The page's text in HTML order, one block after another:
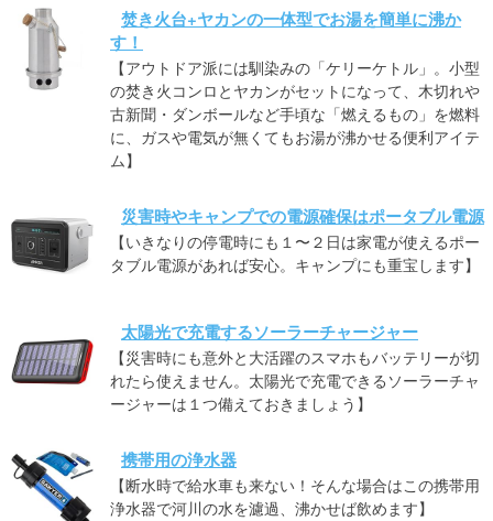
焚き火台+ヤカンの一体型でお湯を簡単に沸か
す！
【アウトドア派には馴染みの「ケリーケトル」。小型
の焚き火コンロとヤカンがセットになって、木切れや
古新聞・ダンボールなど手頃な「燃えるもの」を燃料
に、ガスや電気が無くてもお湯が沸かせる便利アイテ
ム】
災害時やキャンプでの電源確保はポータブル電源
【いきなりの停電時にも１〜２日は家電が使えるポー
タブル電源があれば安心。キャンプにも重宝します】
太陽光で充電するソーラーチャージャー
【災害時にも意外と大活躍のスマホもバッテリーが切
れたら使えません。太陽光で充電できるソーラーチャ
ージャーは１つ備えておきましょう】
携帯用の浄水器
【断水時で給水車も来ない！そんな場合はこの携帯用
浄水器で河川の水を濾過、沸かせば飲めます】